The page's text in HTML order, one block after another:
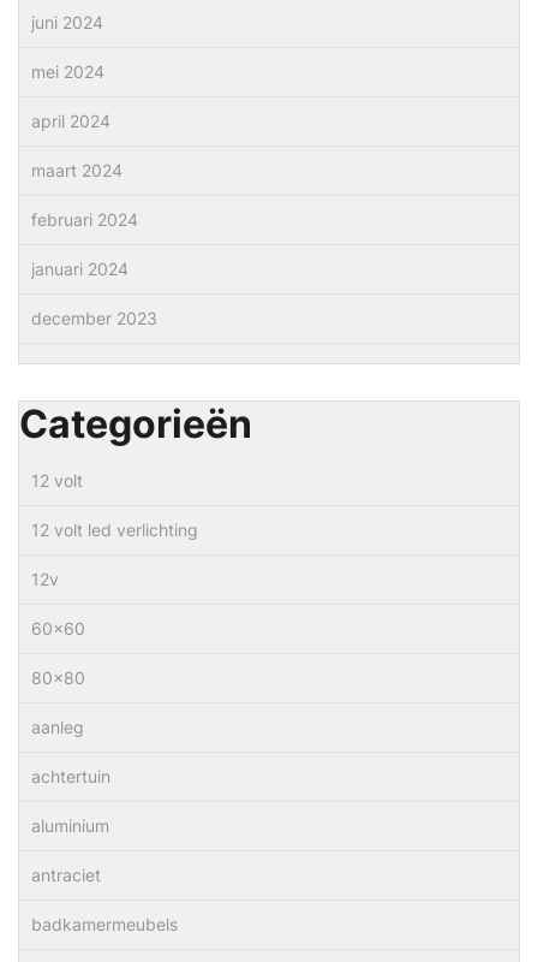
juni 2024
mei 2024
april 2024
maart 2024
februari 2024
januari 2024
december 2023
Categorieën
12 volt
12 volt led verlichting
12v
60×60
80×80
aanleg
achtertuin
aluminium
antraciet
badkamermeubels